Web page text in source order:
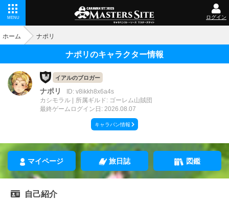
MENU ログイン
ホーム ナポリ
ナポリのキャラクター情報
イアルのブロガー
ナポリ
ID: v8ikkh8x6a4s
カシモラル
所属ギルド: ゴーレム山賊団
最終ゲームログイン日: 2026.08.07
キャラバン情報
マイページ 旅日誌 図鑑
自己紹介